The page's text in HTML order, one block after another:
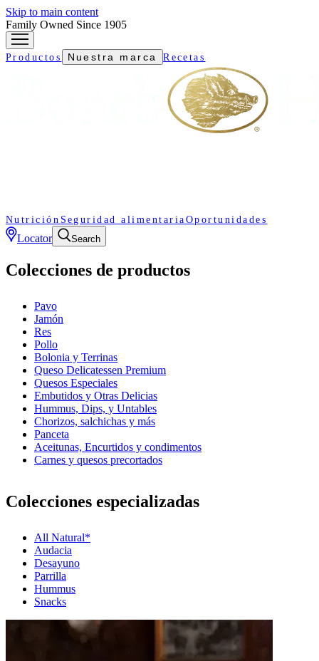
Skip to main content
Family Owned Since 1905
Productos Nuestra marca Recetas
Nutrición Seguridad alimentaria Oportunidades
Locator Search
Colecciones de productos
Pavo
Jamón
Res
Pollo
Bolonia y Terrinas
Queso Delicatessen Premium
Quesos Especiales
Embutidos y Otras Delicias
Hummus, Dips, y Untables
Chorizos, salchichas y más
Panceta
Aceitunas, Encurtidos y condimentos
Carnes y quesos precortados
Colecciones especializadas
All Natural*
Audacia
Desayuno
Parrilla
Hummus
Snacks